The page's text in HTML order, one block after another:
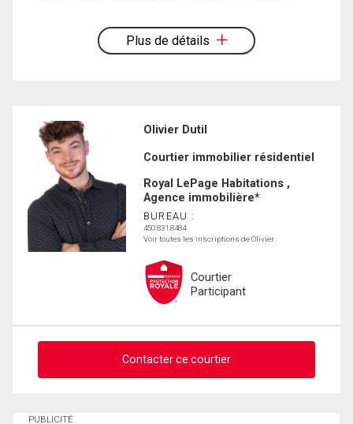
Plus de détails
Olivier Dutil
Courtier immobilier résidentiel
Royal LePage Habitations ,
Agence immobilière*
BUREAU :
450.831.8484
Voir toutes les inscriptions de Olivier
Courtier
Participant
Contacter ce courtier
Demander des infos sur cette inscription
PUBLICITÉ